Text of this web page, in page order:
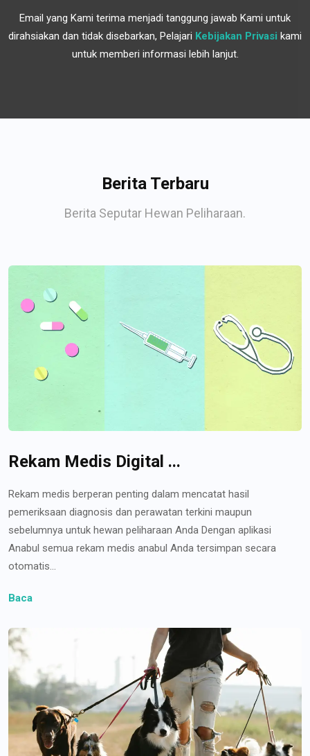
Email yang Kami terima menjadi tanggung jawab Kami untuk
dirahsiakan dan tidak disebarkan, Pelajari Kebijakan Privasi kami
untuk memberi informasi lebih lanjut.
Berita Terbaru
Berita Seputar Hewan Peliharaan.
Rekam Medis Digital ...
Rekam medis berperan penting dalam mencatat hasil
pemeriksaan diagnosis dan perawatan terkini maupun
sebelumnya untuk hewan peliharaan Anda Dengan aplikasi
Anabul semua rekam medis anabul Anda tersimpan secara
otomatis...
Baca